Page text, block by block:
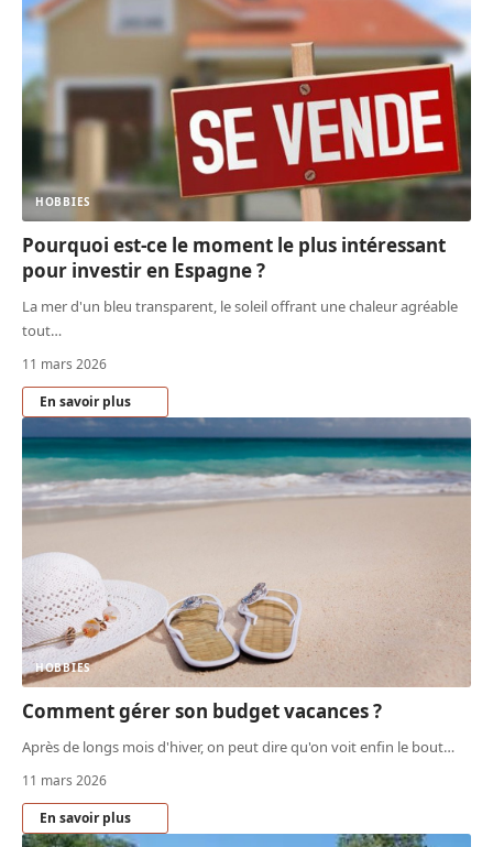
HOBBIES
Pourquoi est-ce le moment le plus intéressant
pour investir en Espagne ?
La mer d'un bleu transparent, le soleil offrant une chaleur agréable
tout…
11 mars 2026
En savoir plus
HOBBIES
Comment gérer son budget vacances ?
Après de longs mois d'hiver, on peut dire qu'on voit enfin le bout…
11 mars 2026
En savoir plus